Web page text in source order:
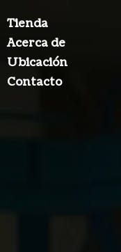
Tienda
Acerca de
Ubicación
Contacto